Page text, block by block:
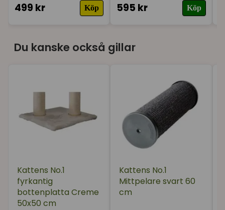
499 kr Köp 595 kr Köp
Du kanske också gillar
Kattens No.1
fyrkantig
bottenplatta Creme
50x50 cm
Kattens No.1
Mittpelare svart 60
cm